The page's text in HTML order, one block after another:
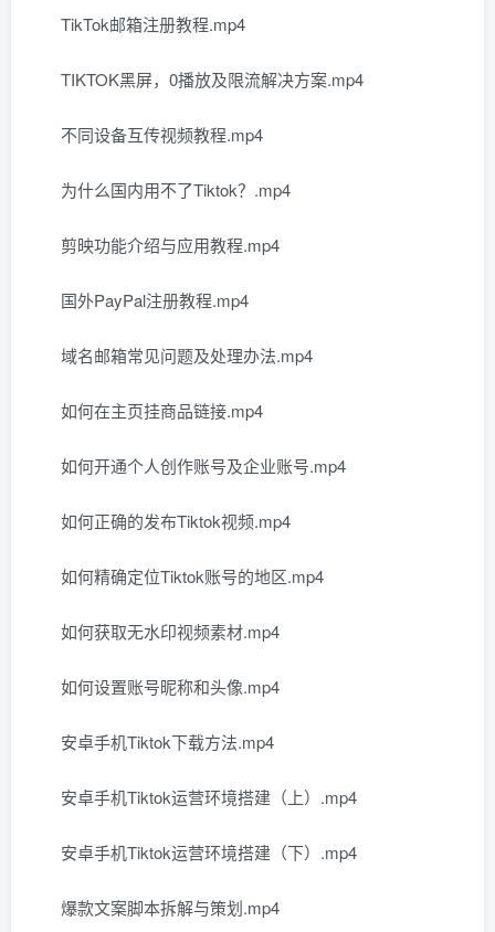
TikTok邮箱注册教程.mp4
TIKTOK黑屏，0播放及限流解决方案.mp4
不同设备互传视频教程.mp4
为什么国内用不了Tiktok？.mp4
剪映功能介绍与应用教程.mp4
国外PayPal注册教程.mp4
域名邮箱常见问题及处理办法.mp4
如何在主页挂商品链接.mp4
如何开通个人创作账号及企业账号.mp4
如何正确的发布Tiktok视频.mp4
如何精确定位Tiktok账号的地区.mp4
如何获取无水印视频素材.mp4
如何设置账号昵称和头像.mp4
安卓手机Tiktok下载方法.mp4
安卓手机Tiktok运营环境搭建（上）.mp4
安卓手机Tiktok运营环境搭建（下）.mp4
爆款文案脚本拆解与策划.mp4